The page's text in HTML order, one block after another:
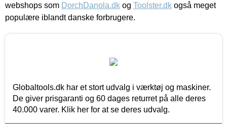
webshops som DorchDanola.dk og Toolster.dk også meget
populære iblandt danske forbrugere.
Globaltools.dk har et stort udvalg i værktøj og maskiner.
De giver prisgaranti og 60 dages returret på alle deres
40.000 varer. Klik her for at se deres udvalg.